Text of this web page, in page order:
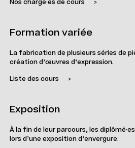
Nos chargé·es de cours >
Formation variée
La fabrication de plusieurs séries de
création d’œuvres d’expression.
Liste des cours
>
Exposition
À la fin de leur parcours, les
lors d’une exposition d’envergure.